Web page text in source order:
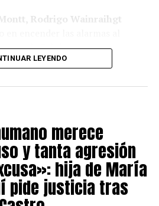
Rodrigo Wainraihgt
que la Subdere no cuenta con
del Programa de
(PMB), a pesar de que muchas
tiene recursos para estos
afirmó el edil de la capital
sus declaraciones,
por el impacto que esta
comunas.
LEYENDO
merece
y tanta agresión
hija de María
pide justicia tras